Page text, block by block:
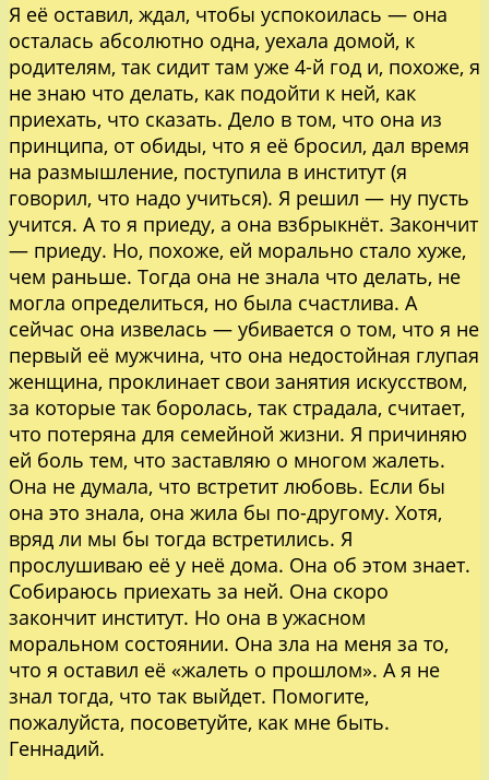
Я её оставил, ждал, чтобы успокоилась — она
осталась абсолютно одна, уехала домой, к
родителям, так сидит там уже 4-й год и, похоже, я
не знаю что делать, как подойти к ней, как
приехать, что сказать. Дело в том, что она из
принципа, от обиды, что я её бросил, дал время
на размышление, поступила в институт (я
говорил, что надо учиться). Я решил — ну пусть
учится. А то я приеду, а она взбрыкнёт. Закончит
— приеду. Но, похоже, ей морально стало хуже,
чем раньше. Тогда она не знала что делать, не
могла определиться, но была счастлива. А
сейчас она извелась — убивается о том, что я не
первый её мужчина, что она недостойная глупая
женщина, проклинает свои занятия искусством,
за которые так боролась, так страдала, считает,
что потеряна для семейной жизни. Я причиняю
ей боль тем, что заставляю о многом жалеть.
Она не думала, что встретит любовь. Если бы
она это знала, она жила бы по-другому. Хотя,
вряд ли мы бы тогда встретились. Я
прослушиваю её у неё дома. Она об этом знает.
Собираюсь приехать за ней. Она скоро
закончит институт. Но она в ужасном
моральном состоянии. Она зла на меня за то,
что я оставил её «жалеть о прошлом». А я не
знал тогда, что так выйдет. Помогите,
пожалуйста, посоветуйте, как мне быть.
Геннадий.